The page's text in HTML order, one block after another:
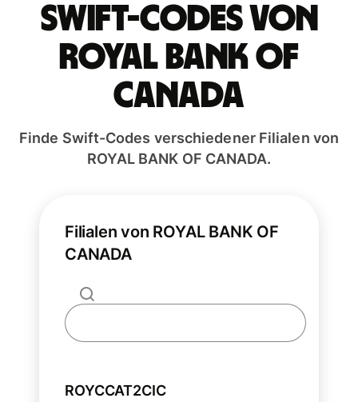
Swift-Codes von
ROYAL BANK OF
CANADA
Finde Swift-Codes verschiedener Filialen von
ROYAL BANK OF CANADA.
Filialen von ROYAL BANK OF
CANADA
ROYCCAT2CIC